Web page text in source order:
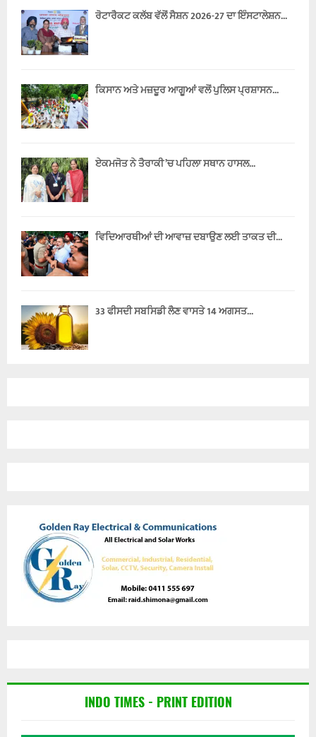
ਰੋਟਾਰੈਕਟ ਕਲੱਬ ਵੱਲੋਂ ਸੈਸ਼ਨ 2026-27 ਦਾ ਇੰਸਟਾਲੇਸ਼ਨ...
ਕਿਸਾਨ ਅਤੇ ਮਜ਼ਦੂਰ ਆਗੂਆਂ ਵਲੋਂ ਪੁਲਿਸ ਪ੍ਰਸ਼ਾਸਨ...
ਏਕਮਜੋਤ ਨੇ ਤੈਰਾਕੀ ’ਚ ਪਹਿਲਾ ਸਥਾਨ ਹਾਸਲ...
ਵਿਦਿਆਰਥੀਆਂ ਦੀ ਆਵਾਜ਼ ਦਬਾਉਣ ਲਈ ਤਾਕਤ ਦੀ...
33 ਫੀਸਦੀ ਸਬਸਿਡੀ ਲੈਣ ਵਾਸਤੇ 14 ਅਗਸਤ...
INDO TIMES - PRINT EDITION